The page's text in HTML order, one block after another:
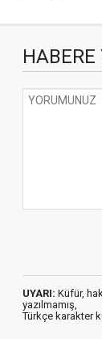
HABERE
UYARI: Küfür,
yazılmamış,
Türkçe karakter